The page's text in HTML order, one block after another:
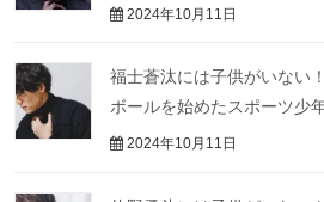
2024年10月11日
福士蒼汰には子供がいない
ボールを始めたスポーツ少
2024年10月11日